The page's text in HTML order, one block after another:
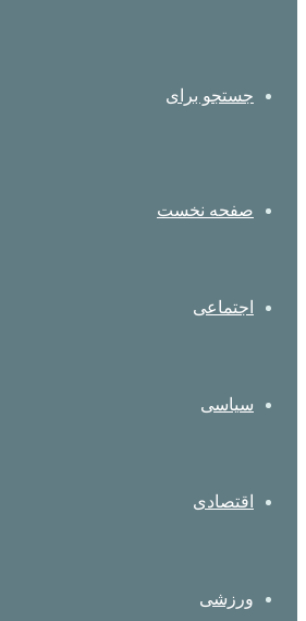
جستجو برای
صفحه نخست
اجتماعی
سیاسی
اقتصادی
ورزشی